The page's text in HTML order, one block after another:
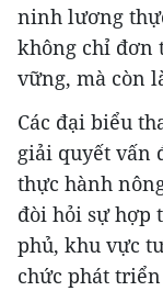
ninh lương
không chỉ đơn
vững, mà còn
Các đại biểu
giải quyết vấn
thực hành
đòi hỏi sự hợp
phủ, khu vực
chức phát
vietnamplus.vn
Đội K93 quy
địa bàn An